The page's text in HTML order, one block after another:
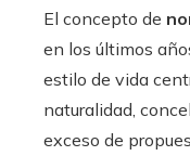
El concepto de
en los últimos
estilo de vida
naturalidad,
exceso de